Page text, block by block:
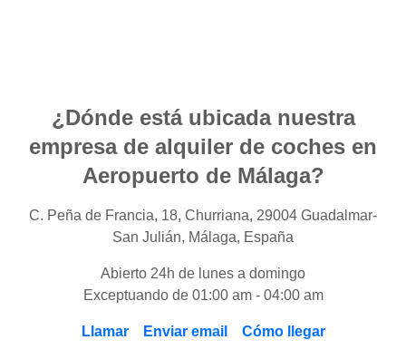
¿Dónde está ubicada nuestra
empresa de alquiler de coches en
Aeropuerto de Málaga?
C. Peña de Francia, 18, Churriana, 29004 Guadalmar-
San Julián, Málaga, España
Abierto 24h de lunes a domingo
Exceptuando de 01:00 am - 04:00 am
Llamar Enviar email Cómo llegar